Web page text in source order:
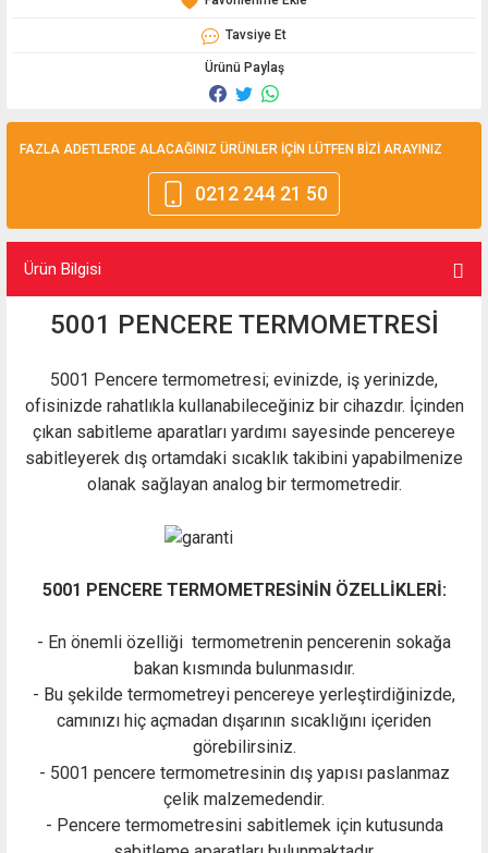
Tavsiye Et
Ürünü Paylaş
FAZLA ADETLERDE ALACAĞINIZ ÜRÜNLER İÇİN LÜTFEN BİZİ ARAYINIZ
0212 244 21 50
Ürün Bilgisi
5001 PENCERE TERMOMETRESİ
5001 Pencere termometresi; evinizde, iş yerinizde,
ofisinizde rahatlıkla kullanabileceğiniz bir cihazdır. İçinden
çıkan sabitleme aparatları yardımı sayesinde pencereye
sabitleyerek dış ortamdaki sıcaklık takibini yapabilmenize
olanak sağlayan analog bir termometredir.
5001 PENCERE TERMOMETRESİNİN ÖZELLİKLERİ:
- En önemli özelliği termometrenin pencerenin sokağa
bakan kısmında bulunmasıdır.
- Bu şekilde termometreyi pencereye yerleştirdiğinizde,
camınızı hiç açmadan dışarının sıcaklığını içeriden
görebilirsiniz.
- 5001 pencere termometresinin dış yapısı paslanmaz
çelik malzemedendir.
- Pencere termometresini sabitlemek için kutusunda